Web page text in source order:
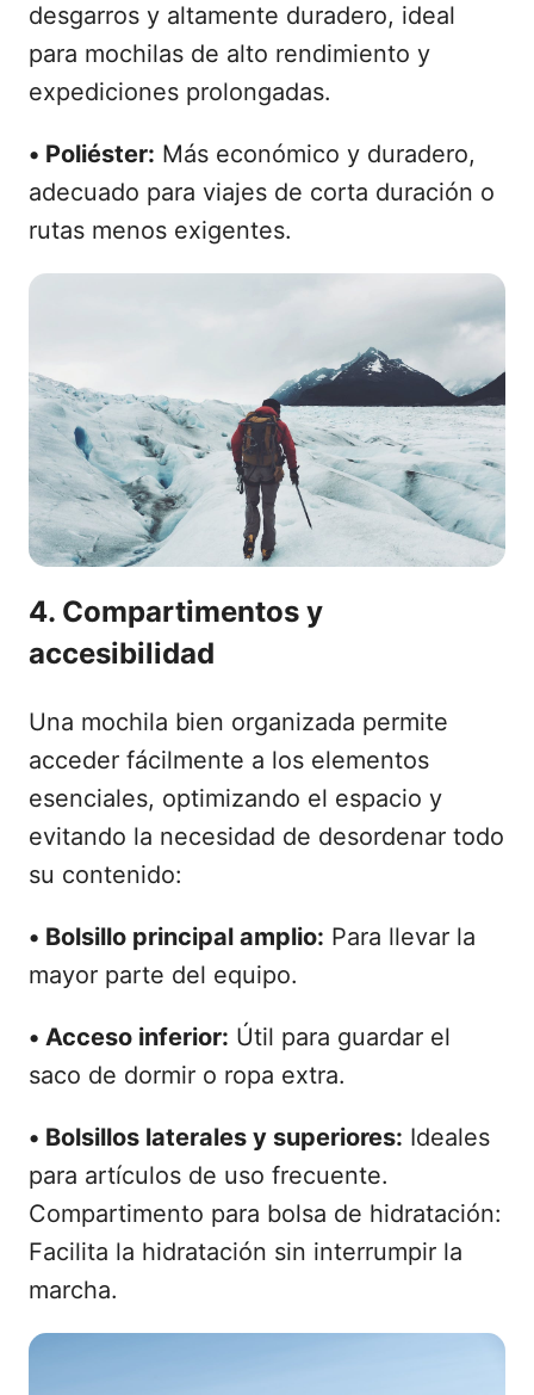
desgarros y altamente duradero, ideal
para mochilas de alto rendimiento y
expediciones prolongadas.
• Poliéster: Más económico y duradero,
adecuado para viajes de corta duración o
rutas menos exigentes.
4. Compartimentos y
accesibilidad
Una mochila bien organizada permite
acceder fácilmente a los elementos
esenciales, optimizando el espacio y
evitando la necesidad de desordenar todo
su contenido:
• Bolsillo principal amplio: Para llevar la
mayor parte del equipo.
• Acceso inferior: Útil para guardar el
saco de dormir o ropa extra.
• Bolsillos laterales y superiores: Ideales
para artículos de uso frecuente.
Compartimento para bolsa de hidratación:
Facilita la hidratación sin interrumpir la
marcha.